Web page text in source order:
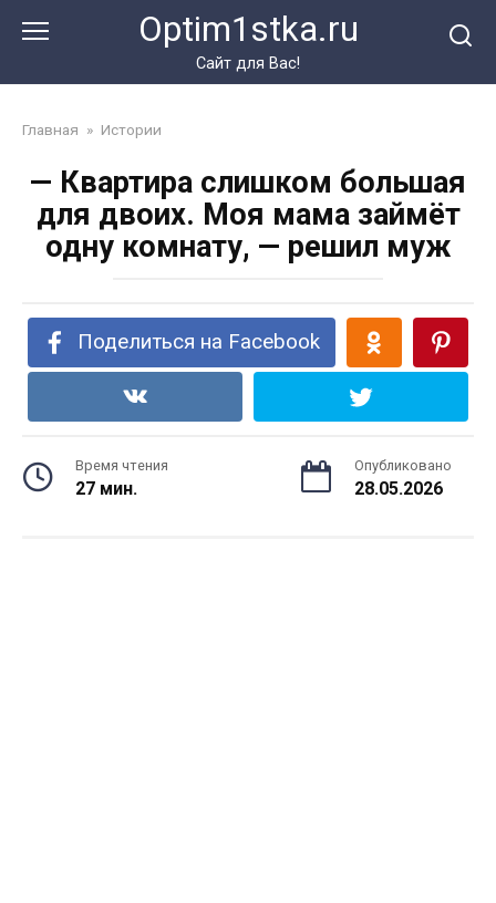
Optim1stka.ru
Сайт для Вас!
Главная » Истории
— Квартира слишком большая
для двоих. Моя мама займёт
одну комнату, — решил муж
Поделиться на Facebook
Время чтения
27 мин.
Опубликовано
28.05.2026